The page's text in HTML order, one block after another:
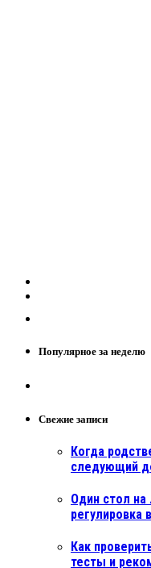
Популярное за неделю
Свежие записи
Когда
следующий
Один стол
регулировка
Как
тесты и